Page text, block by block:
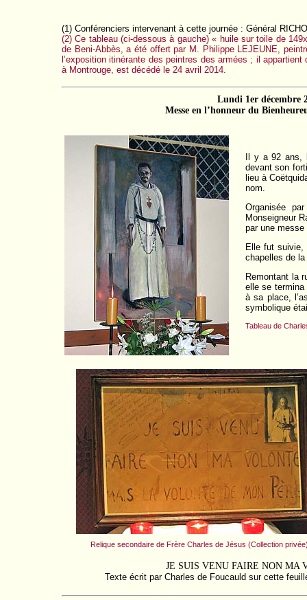
(1) Conférenciers intervenant à cette journée : Général
(2) Ce tableau (ci-dessous à gauche) « huile sur toile de
de Beni-Abbès, a été offert par M. Philippe LEJEUNE,
l’exposition itinérante des peintres des armées ; il
à Montrouge, est décédé le 24 avril 2014.
Lundi 1er décembre
Messe en l’honneur du
Il y a 92 ans,
devant son
lieu à
nom.
Organisée
Monseigneur
par une messe
Elle fut suivie,
chapelles de
Remontant la
elle se
à sa place,
symbolique
Tableau de
Relique secondaire de Frère Charles de Jésus (Collection
JE SUIS VENU FAIRE NON MA
Texte écrit par Charles de Foucauld sur cette